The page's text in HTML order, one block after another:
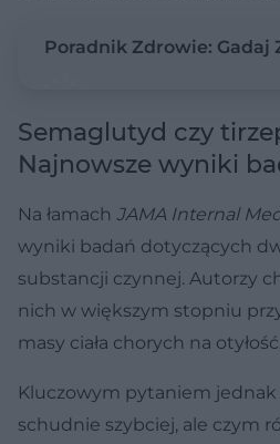
Poradnik Zdrowie: Gadaj
Semaglutyd czy
Najnowsze wyniki
Na łamach JAMA Internal
wyniki badań dotyczących
substancji czynnej. Autorzy
nich w większym stopniu
masy ciała chorych na otyłość.
Kluczowym pytaniem jednak
schudnie szybciej, ale czym